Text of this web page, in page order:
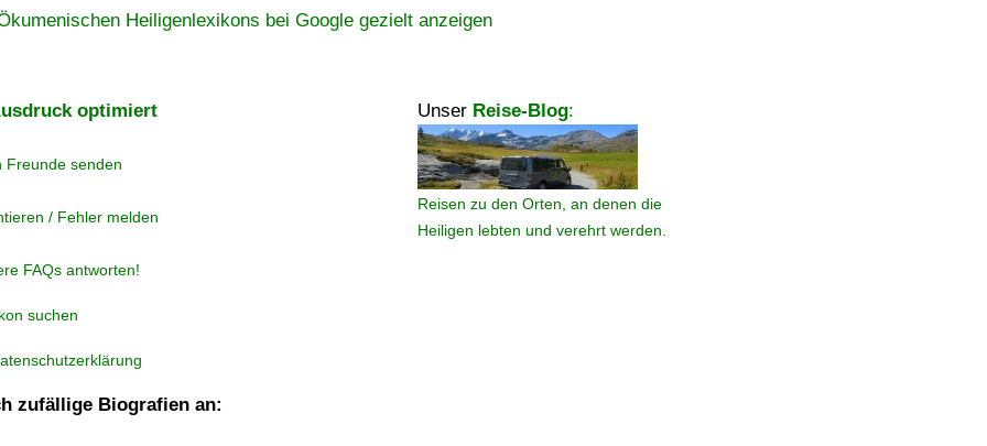
Heiligenlexikons bei Google gezielt anzeigen
optimiert Unser Reise-Blog:
Reisen zu den Orten, an denen die
Heiligen lebten und verehrt werden.
Freunde senden
/ Fehler melden
FAQs antworten!
suchen
zufällige Biografien an: